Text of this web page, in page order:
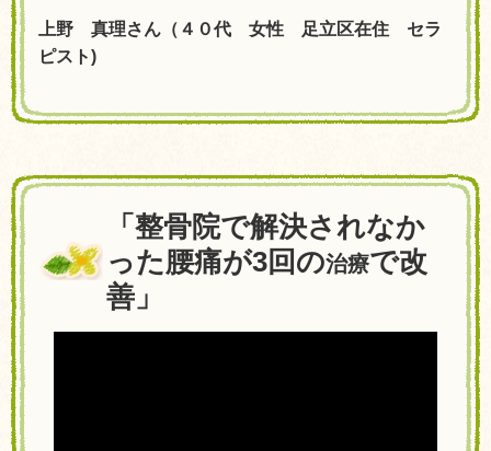
上野 真理さん（４０代 女性 足立区在住 セラ
ピスト)
「整骨院で解決されなか
った腰痛が3回の治療で改
善」